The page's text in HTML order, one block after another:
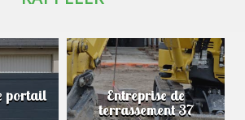
portail Entreprise de
terrassement 37